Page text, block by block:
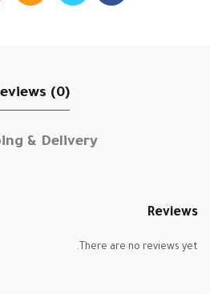
(0)
& Delivery
Reviews
There are no reviews yet.